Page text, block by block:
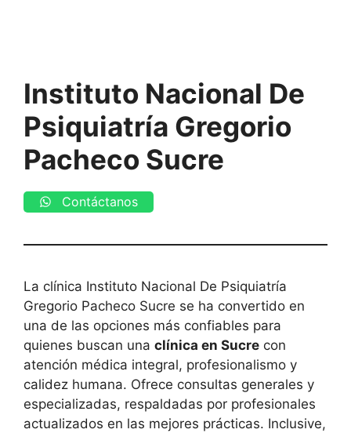
Instituto Nacional De
Psiquiatría Gregorio
Pacheco Sucre
Contáctanos
La clínica Instituto Nacional De Psiquiatría
Gregorio Pacheco Sucre se ha convertido en
una de las opciones más confiables para
quienes buscan una clínica en Sucre con
atención médica integral, profesionalismo y
calidez humana. Ofrece consultas generales y
especializadas, respaldadas por profesionales
actualizados en las mejores prácticas. Inclusive,